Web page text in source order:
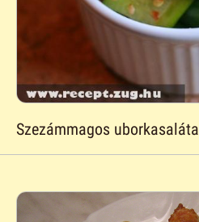
Szezámmagos uborkasaláta